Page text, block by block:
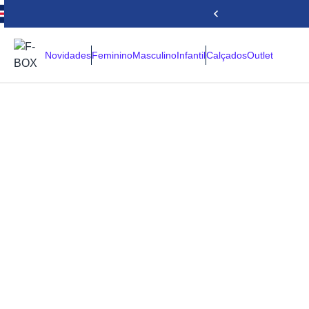
NovidadesFemininoMasculinoInfantilCalçadosOutlet